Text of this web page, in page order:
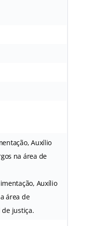
Auxílio
na área de
Auxílio
área de
de justiça.